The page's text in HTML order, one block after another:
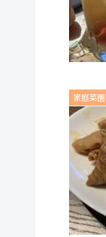
家庭菜園